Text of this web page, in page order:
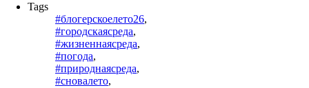
Tags
#блогерскоелето26,
#городскаясреда,
#жизненнаясреда,
#погода,
#природнаясреда,
#сновалето,